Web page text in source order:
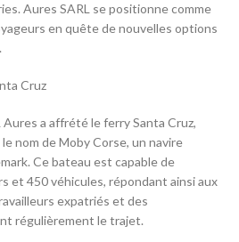
Aures SARL se positionne comme
en quête de nouvelles options
Cruz
a affrété le ferry Santa Cruz,
nom de Moby Corse, un navire
Ce bateau est capable de
et 450 véhicules, répondant ainsi aux
expatriés et des
régulièrement le trajet.